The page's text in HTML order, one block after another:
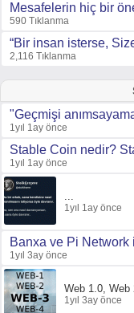
Mesafelerin hiç bir
590 Tıklanma
“Bir insan isterse,
2,116 Tıklanma
"Geçmişi
1yıl 1ay önce
Stable Coin nedir?
1yıl 1ay önce
...
1yıl 1ay önce
Banxa ve Pi
1yıl 3ay önce
Web 1.0, Web
1yıl 3ay önce